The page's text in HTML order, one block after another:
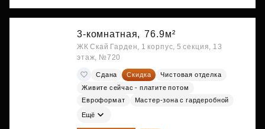
3-комнатная, 76.9м²
ЖК Скай Гарден, 1 корпус, 5 секция, 13
этаж, №720
Сдана Скидка
Чистовая отделка
Живите сейчас - платите потом
Евроформат
Мастер-зона с гардеробной
Ещё